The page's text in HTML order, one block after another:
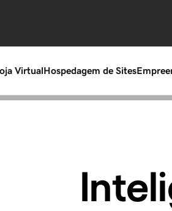
VirtualHospedagem de Sites